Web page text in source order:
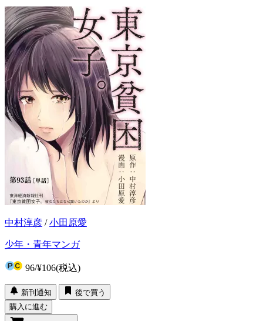
中村淳彦 /小田原愛
少年・青年マンガ
96/¥106(税込)
新刊通知
後で買う
購入に進む